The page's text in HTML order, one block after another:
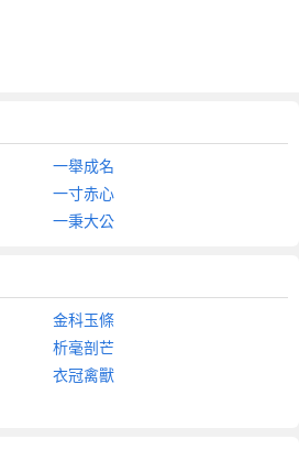
一舉成名
一寸赤心
一秉大公
金科玉條
析毫剖芒
衣冠禽獸